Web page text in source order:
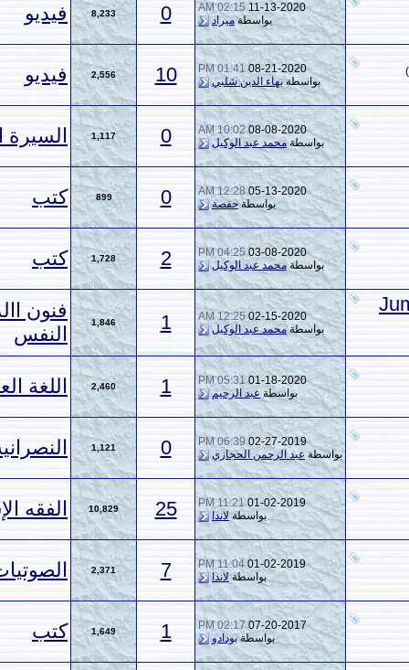
02:15 AM
ميراد 0
8,233 فيديو
08-
01:41 PM
بهاء الدين شلبي
10
2,556 فيديو
10:02 AM
عبد الوكيل
0
1,117 السيرة النبوية
12:28 AM
حفصة 0
899 كتب
04:25 PM
عبد الوكيل
2
1,728 كتب
02-
12:25 AM
عبد الوكيل
1
1,846
فنون االدفاع عن
النفس
05:31 PM
عبد الرحيم 1
2,460 اللغة العربية
06:39 PM
الحجازي
0
1,121 النصرانية
11:21 PM
لاندا 25
10,829 الفقه الإسلامي
11:04 PM
لاندا 7
2,371 الصوتيات والمرئيات
02:17 PM
بودادو 1
1,649 كتب